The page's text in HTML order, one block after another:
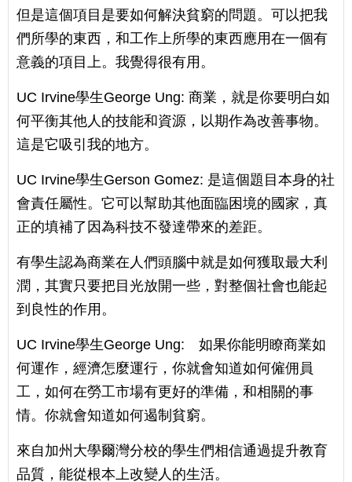
但是這個項目是要如何解決貧窮的問題。可以把我
們所學的東西，和工作上所學的東西應用在一個有
意義的項目上。我覺得很有用。
UC Irvine學生George Ung: 商業，就是你要明白如
何平衡其他人的技能和資源，以期作為改善事物。
這是它吸引我的地方。
UC Irvine學生Gerson Gomez: 是這個題目本身的社
會責任屬性。它可以幫助其他面臨困境的國家，真
正的填補了因為科技不發達帶來的差距。
有學生認為商業在人們頭腦中就是如何獲取最大利
潤，其實只要把目光放開一些，對整個社會也能起
到良性的作用。
UC Irvine學生George Ung: 如果你能明瞭商業如
何運作，經濟怎麼運行，你就會知道如何僱佣員
工，如何在勞工市場有更好的準備，和相關的事
情。你就會知道如何遏制貧窮。
來自加州大學爾灣分校的學生們相信通過提升教育
品質，能從根本上改變人的生活。